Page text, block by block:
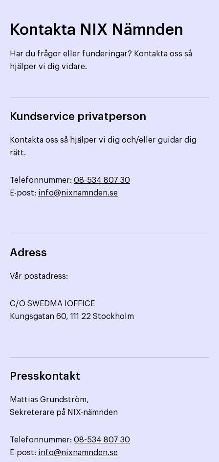
Kontakta NIX Nämnden
Har du frågor eller funderingar? Kontakta oss så
hjälper vi dig vidare.
Kundservice privatperson
Kontakta oss så hjälper vi dig och/eller guidar dig
rätt.
Telefonnummer: 08-534 807 30
E-post: info@nixnamnden.se
Adress
Vår postadress:
C/O SWEDMA IOFFICE
Kungsgatan 60, 111 22 Stockholm
Presskontakt
Mattias Grundström,
Sekreterare på NIX-nämnden
Telefonnummer: 08-534 807 30
E-post: info@nixnamnden.se